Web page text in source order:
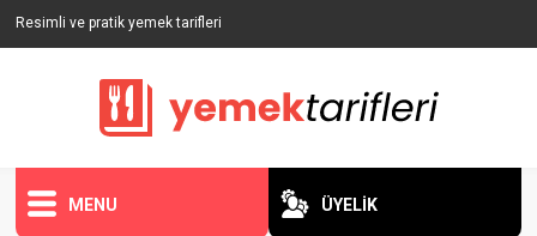
Resimli ve pratik yemek tarifleri
MENU ÜYELİK